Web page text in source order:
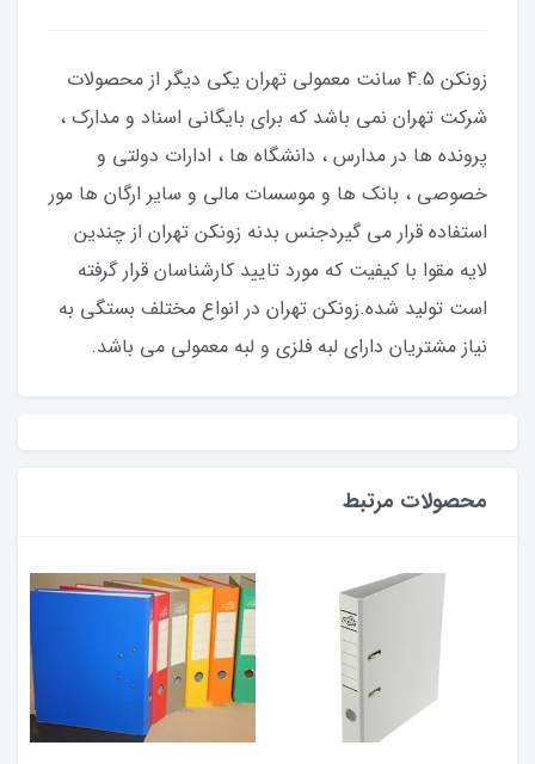
زونکن 4.5 سانت معمولی تهران یکی دیگر از محصولات
شرکت تهران نمی باشد که برای بایگانی اسناد و مدارک ،
پرونده ها در مدارس ، دانشگاه ها ، ادارات دولتی و
خصوصی ، بانک ها و موسسات مالی و سایر ارگان ها مور
استفاده قرار می گیردجنس بدنه زونکن تهران از چندین
لایه مقوا با کیفیت که مورد تایید کارشناسان قرار گرفته
است تولید شده.زونکن تهران در انواع مختلف بستگی به
نیاز مشتریان دارای لبه فلزی و لبه معمولی می باشد.
محصولات مرتبط